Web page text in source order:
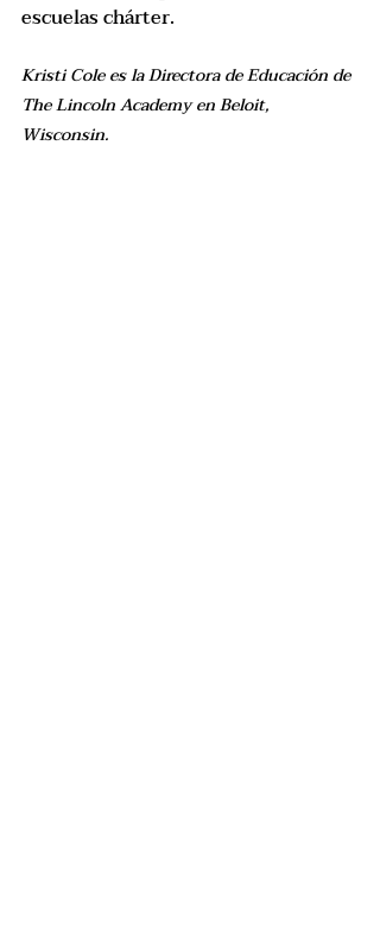
escuelas chárter.
Kristi Cole es la Directora de Educación de
The Lincoln Academy en Beloit,
Wisconsin.